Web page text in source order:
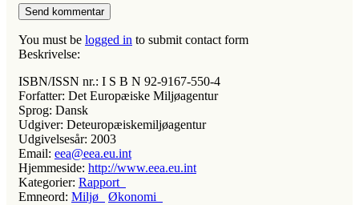
You must be logged in to submit contact form
Beskrivelse:
ISBN/ISSN nr.: I S B N 92-9167-550-4
Forfatter: Det Europæiske Miljøagentur
Sprog: Dansk
Udgiver: Deteuropæiskemiljøagentur
Udgivelsesår: 2003
Email: eea@eea.eu.int
Hjemmeside: http://www.eea.eu.int
Kategorier: Rapport
Emneord: Miljø Økonomi